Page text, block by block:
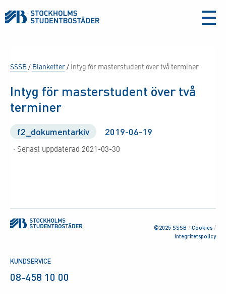
aria-
SSSB/ Blanketter/ Intyg för masterstudent över två terminer
Intyg för masterstudent över två
terminer
f2_dokumentarkiv 2019-06-19
· Senast uppdaterad 2021-03-30
©2025 SSSB / Cookies /
Integritetspolicy
KUNDSERVICE
08-458 10 00